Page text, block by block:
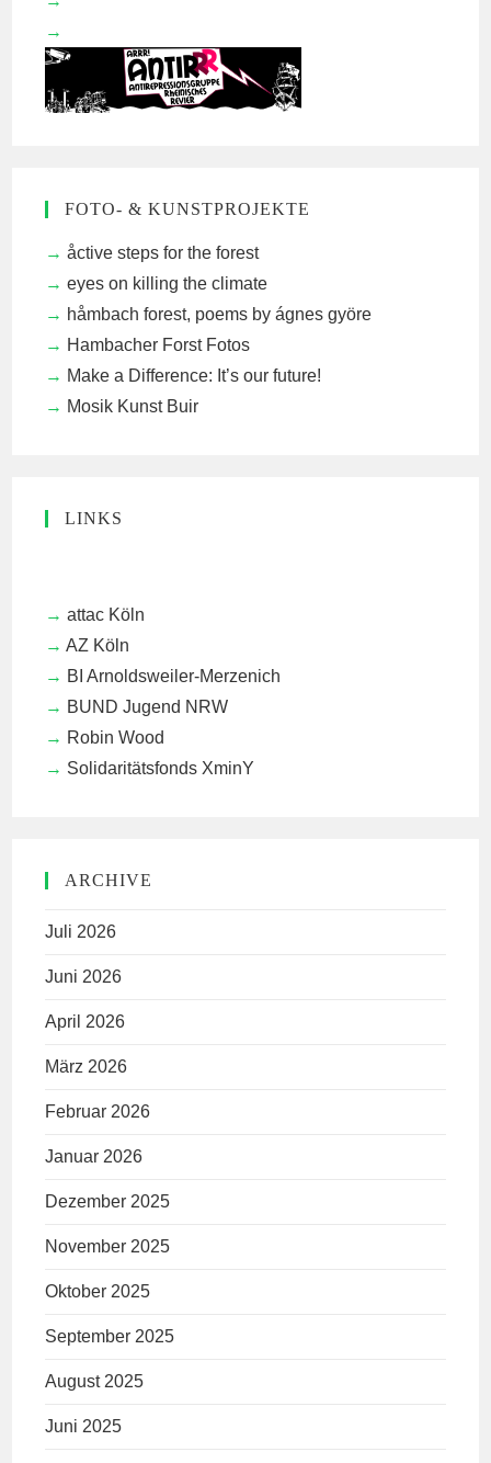
FOTO- & KUNSTPROJEKTE
åctive steps for the forest
eyes on killing the climate
håmbach forest, poems by ágnes györe
Hambacher Forst Fotos
Make a Difference: It’s our future!
Mosik Kunst Buir
LINKS
attac Köln
AZ Köln
BI Arnoldsweiler-Merzenich
BUND Jugend NRW
Robin Wood
Solidaritätsfonds XminY
ARCHIVE
Juli 2026
Juni 2026
April 2026
März 2026
Februar 2026
Januar 2026
Dezember 2025
November 2025
Oktober 2025
September 2025
August 2025
Juni 2025